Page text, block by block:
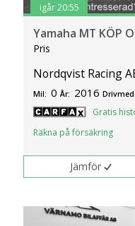
igår 20:55
Yamaha MT KÖP
Pris
Nordqvist Racing
Mil: 0 År: 2016
Gratis
Räkna på försäkring
Jämför